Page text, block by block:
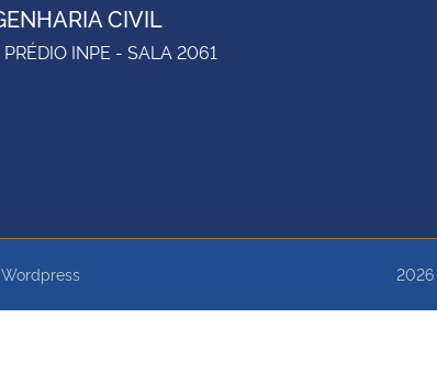
CIVIL
INPE - SALA 2061
Wordpress 2026